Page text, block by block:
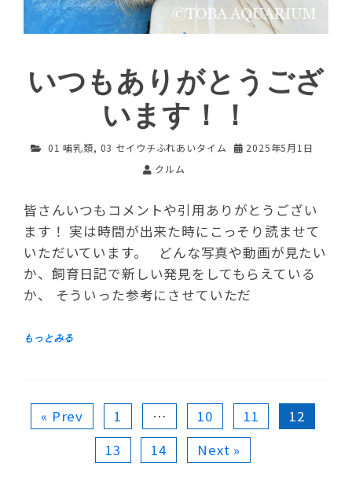
いつもありがとうござ
います！！
01 哺乳類, 03 セイウチふれあいタイム
2025年5月1日
クルム
皆さんいつもコメントや引用ありがとうござい
ます！ 実は時間が出来た時にこっそり読ませて
いただいています。 どんな写真や動画が見たい
か、飼育日記で新しい発見をしてもらえている
か、 そういった参考にさせていただ
« Prev 1 … 10 11
12
13
14 Next »